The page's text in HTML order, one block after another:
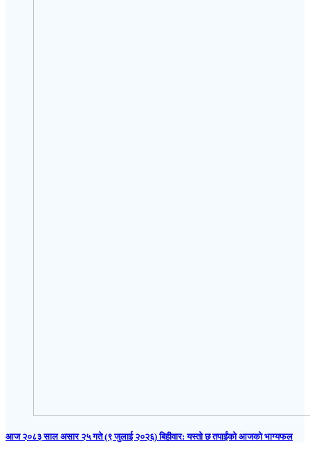
आज २०८३ साल असार २५ गते (९ जुलाई २०२६) बिहीवार: यस्तो छ तपाईंको आजको भाग्यफल